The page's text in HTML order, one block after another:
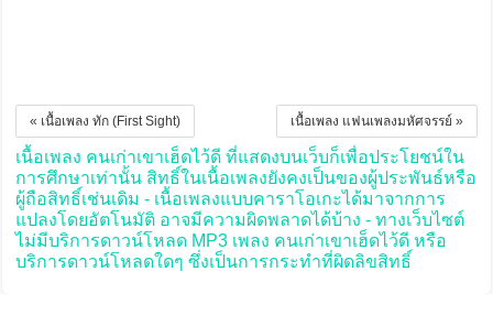
เนื้อเพลง แฟนเพลงมหัศจรรย์ »
« เนื้อเพลง ทัก (First Sight)
เนื้อเพลง คนเก่าเขาเฮ็ดไว้ดี ที่แสดงบนเว็บก็เพื่อประโยชน์ใน
การศึกษาเท่านั้น สิทธิ์ในเนื้อเพลงยังคงเป็นของผู้ประพันธ์หรือ
ผู้ถือสิทธิ์เช่นเดิม - เนื้อเพลงแบบคาราโอเกะได้มาจากการ
แปลงโดยอัตโนมัติ อาจมีความผิดพลาดได้บ้าง - ทางเว็บไซต์
ไม่มีบริการดาวน์โหลด MP3 เพลง คนเก่าเขาเฮ็ดไว้ดี หรือ
บริการดาวน์โหลดใดๆ ซึ่งเป็นการกระทำที่ผิดลิขสิทธิ์